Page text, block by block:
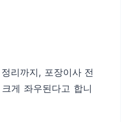
리까지, 포장이사 전
게 좌우된다고 합니